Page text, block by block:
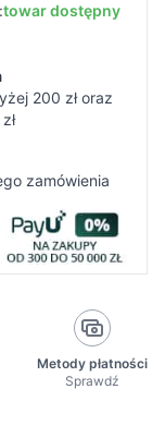
towar dostępny
200 zł oraz
zamówienia
Metody płatności
Sprawdź